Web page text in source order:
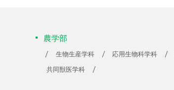
農学部
生物生産学科 応用生物科学科
共同獣医学科